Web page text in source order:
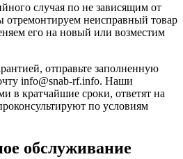
случая по не зависящим от
отремонтируем неисправный товар
его на новый или возместим
отправьте заполненную
info@snab-rf.info. Наши
в кратчайшие сроки, ответят на
по условиям
обслуживание